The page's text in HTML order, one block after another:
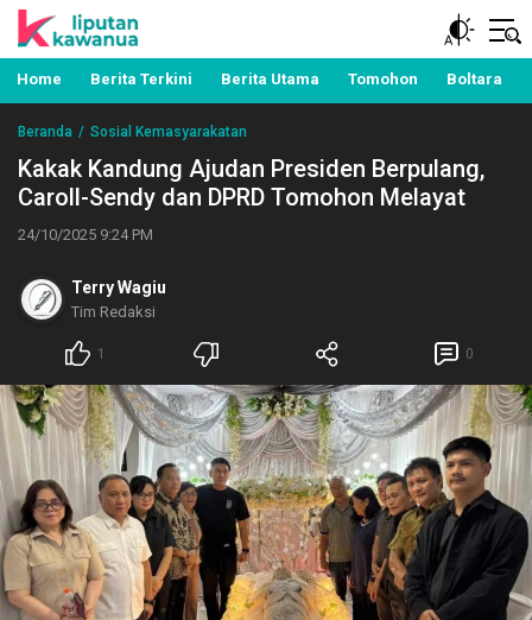
Liputan Kawanua
Berita Manado, Sulawesi Utara, Kawanua, Politik,
Pemerintahan, Hukum Kriminal dan Nasional
Home Berita Terkini Berita Utama Tomohon Boltara
Beranda Sosial Kemasyarakatan
Kakak Kandung Ajudan Presiden Berpulang,
Caroll-Sendy dan DPRD Tomohon Melayat
24/10/2025 9:24 PM
Terry Wagiu
Tim Redaksi
1 0